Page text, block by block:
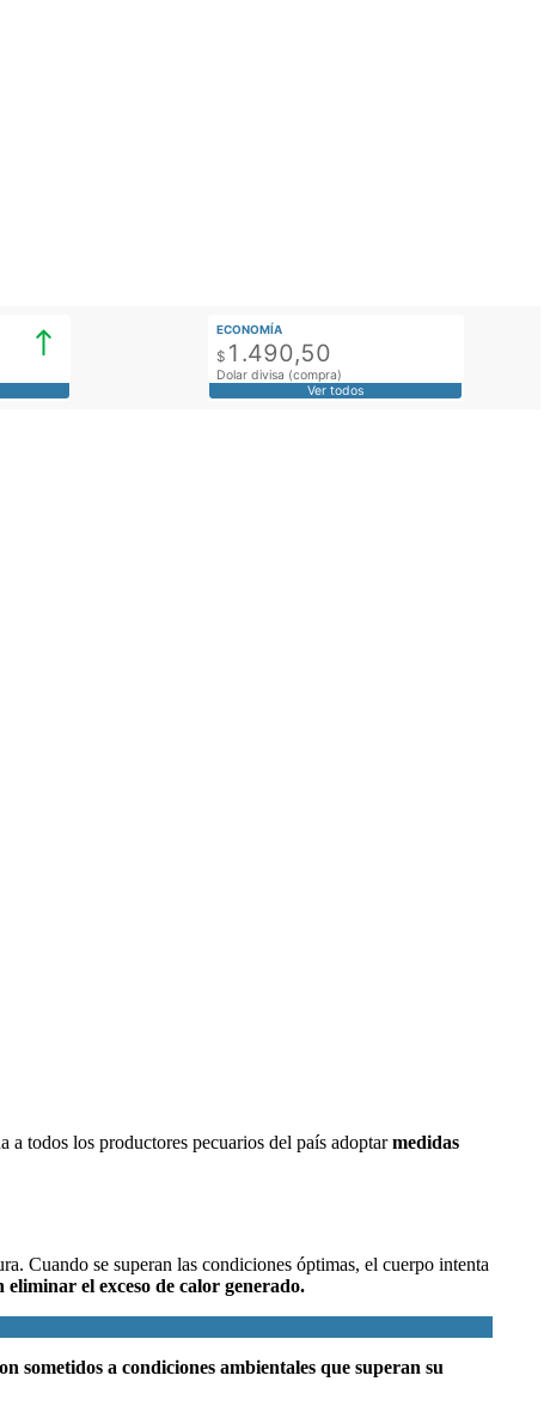
ECONOMÍA
$ 1.490,50
Dolar divisa (compra)
Ver todos
a todos los productores pecuarios del país adoptarmedidas
Cuando se superan las condiciones óptimas, el cuerpo intenta
el exceso de calor generado.
sometidos a condiciones ambientales que superan su